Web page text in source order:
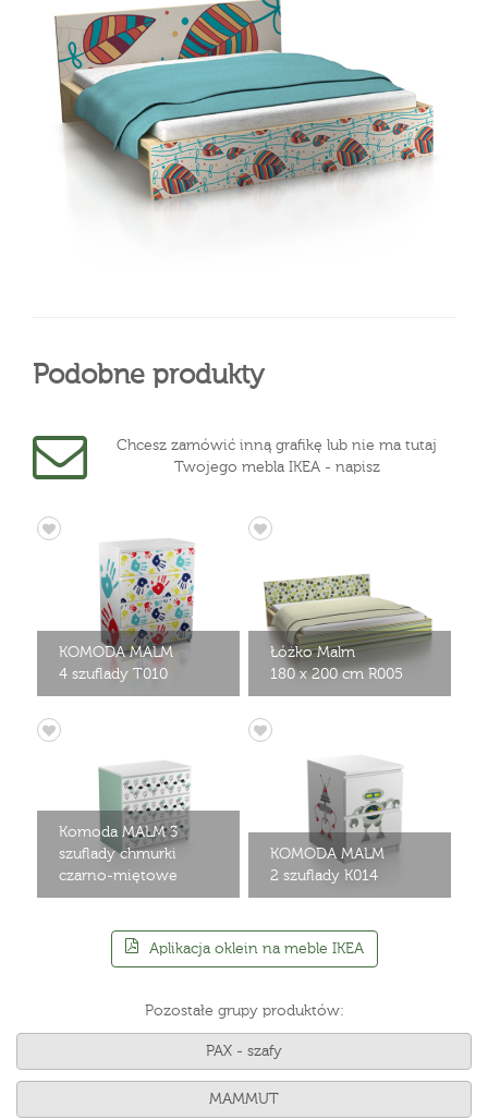
Podobne produkty
Chcesz zamówić inną grafikę lub nie ma tutaj
Twojego mebla IKEA - napisz
KOMODA MALM
4 szuflady T010
Łóżko Malm
180 x 200 cm R005
Komoda MALM 3
szuflady chmurki
czarno-miętowe
KOMODA MALM
2 szuflady K014
Aplikacja oklein na meble IKEA
Pozostałe grupy produktów:
PAX - szafy
MAMMUT